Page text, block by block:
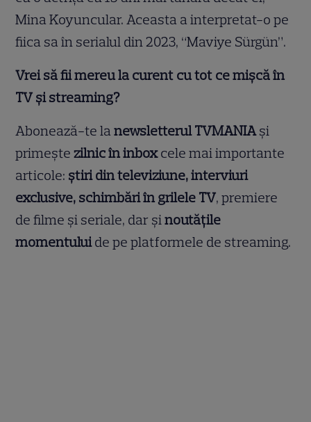
Mina Koyuncular. Aceasta a interpretat-o pe
fiica sa în serialul din 2023, “Maviye Sürgün”.
Vrei să fii mereu la curent cu tot ce mișcă în
TV și streaming?
Abonează-te lanewsletterul TVMANIAși
primește zilnic în inboxcele mai importante
articole: știri din televiziune, interviuri
exclusive, schimbări în grilele TV, premiere
de filme și seriale, dar șinoutățile
momentuluide pe platformele de streaming.